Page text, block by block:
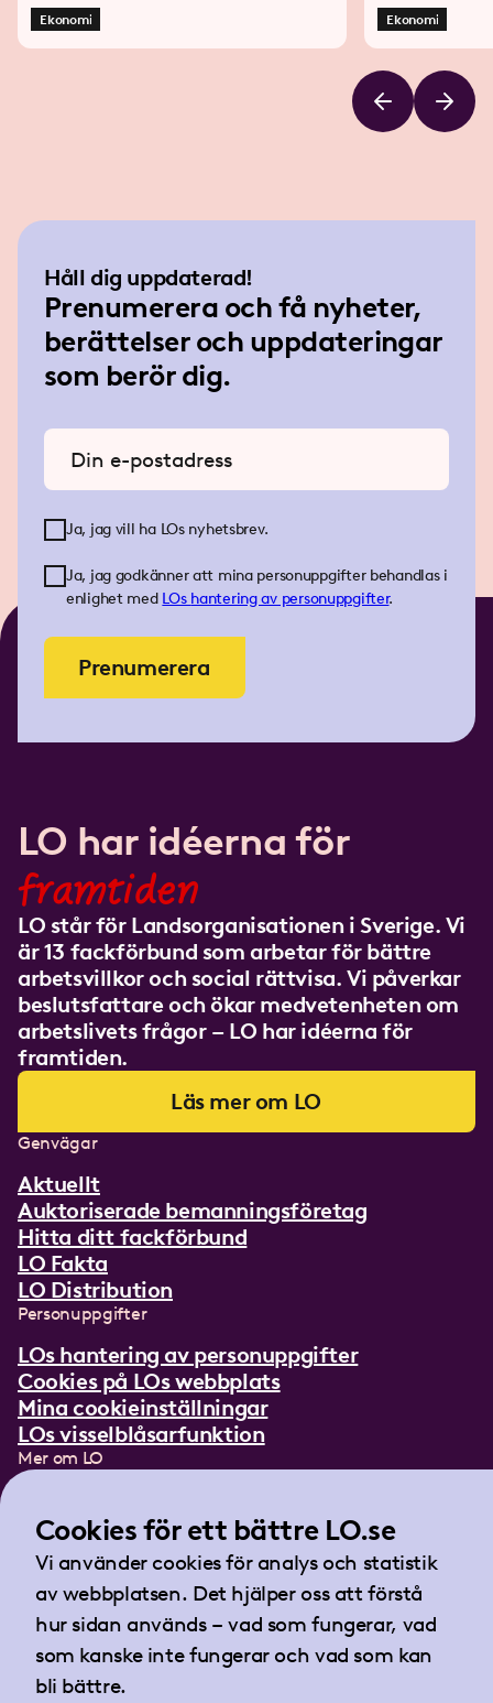
Ekonomi Ekonomi
Håll dig uppdaterad!
Prenumerera och få nyheter,
berättelser och uppdateringar
som berör dig.
Ange din e-postadress
Ja, jag vill ha LOs nyhetsbrev.
Ja, jag godkänner att mina personuppgifter behandlas i
enlighet med LOs hantering av personuppgifter.
Prenumerera
LO har idéerna för
framtiden
LO står för Landsorganisationen i Sverige. Vi
är 13 fackförbund som arbetar för bättre
arbetsvillkor och social rättvisa. Vi påverkar
beslutsfattare och ökar medvetenheten om
arbetslivets frågor – LO har idéerna för
framtiden.
Läs mer om LO
Genvägar
Aktuellt
Auktoriserade bemanningsföretag
Hitta ditt fackförbund
LO Fakta
LO Distribution
Personuppgifter
LOs hantering av personuppgifter
Cookies på LOs webbplats
Mina cookieinställningar
LOs visselblåsarfunktion
Mer om LO
Lättläst om LO
Teckenspråksfilm
Tidningen Arbetet
Landsorganisationen i Sverige
Barnhusgatan 18
105 53 Stockholm
Cookies för ett bättre LO.se
Vi använder cookies för analys och statistik
av webbplatsen. Det hjälper oss att förstå
hur sidan används – vad som fungerar, vad
som kanske inte fungerar och vad som kan
bli bättre.